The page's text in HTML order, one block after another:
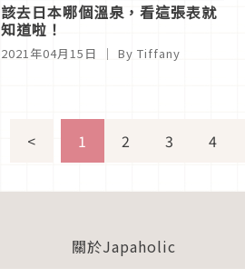
該去日本哪個溫泉，看這張表就
知道啦！
2021年04月15日 ｜ By Tiffany
< 1 2 3 4
關於Japaholic